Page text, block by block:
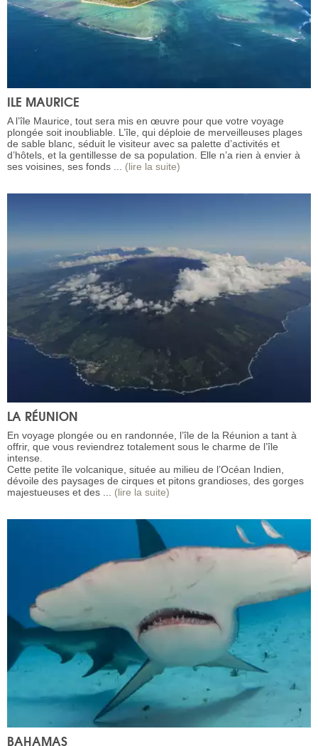
ILE MAURICE
A l’île Maurice, tout sera mis en œuvre pour que votre voyage
plongée soit inoubliable. L’île, qui déploie de merveilleuses plages
de sable blanc, séduit le visiteur avec sa palette d’activités et
d’hôtels, et la gentillesse de sa population. Elle n’a rien à envier à
ses voisines, ses fonds ... (lire la suite)
LA RÉUNION
En voyage plongée ou en randonnée, l’île de la Réunion a tant à
offrir, que vous reviendrez totalement sous le charme de l’île
intense.
Cette petite île volcanique, située au milieu de l’Océan Indien,
dévoile des paysages de cirques et pitons grandioses, des gorges
majestueuses et des ... (lire la suite)
BAHAMAS